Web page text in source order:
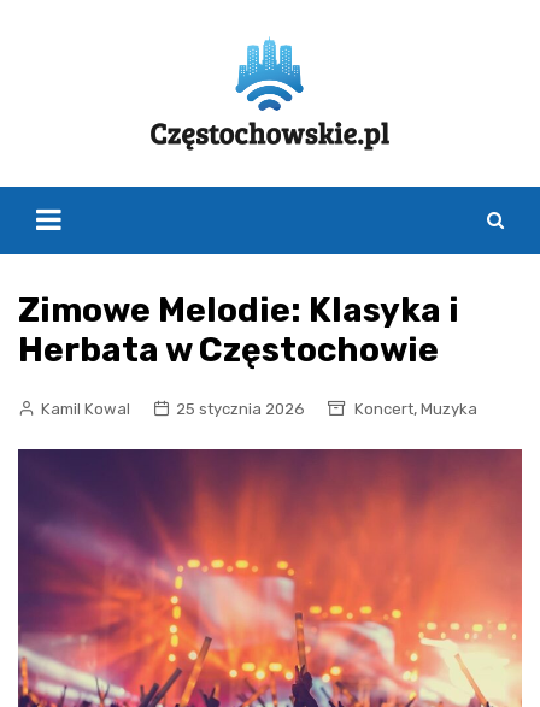
Zimowe Melodie: Klasyka i
Herbata w Częstochowie
Kamil Kowal 25 stycznia 2026 Koncert, Muzyka